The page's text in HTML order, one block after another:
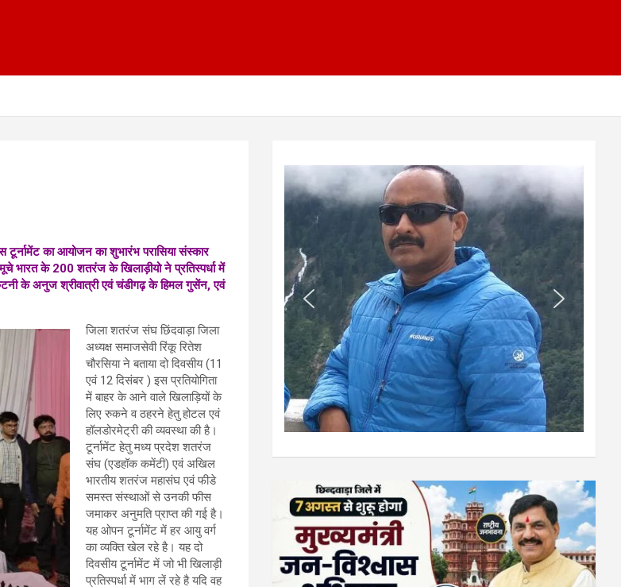
का आयोजन का शुभारंभ परासिया संस्कार
भारत के 200 शतरंज के खिलाड़ीयो ने प्रतिस्पर्धा में
के अनुज श्रीवात्री एवं चंडीगढ़ के हिमल गुसेंन, एवं
जिला शतरंज संघ छिंदवाड़ा जिला
अध्यक्ष समाजसेवी रिंकू रितेश
चौरसिया ने बताया दो दिवसीय (11
एवं 12 दिसंबर ) इस प्रतियोगिता
में बाहर के आने वाले खिलाड़ियों के
लिए रुकने व ठहरने हेतु होटल एवं
हॉलडोरमेट्री की व्यवस्था की है।
टूर्नामेंट हेतु मध्य प्रदेश शतरंज
संघ (एडहॉक कमेंटी) एवं अखिल
भारतीय शतरंज महासंघ एवं फीडे
समस्त संस्थाओं से उनकी फीस
जमाकर अनुमति प्राप्त की गई है।
यह ओपन टूर्नामेंट में हर आयु वर्ग
का व्यक्ति खेल रहे है। यह दो
दिवसीय टूर्नामेंट में जो भी खिलाड़ी
प्रतिस्पर्धा में भाग लें रहे है यदि वह